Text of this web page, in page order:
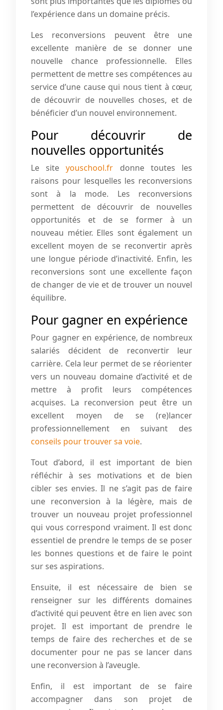
l’expérience dans un domaine précis.
Les reconversions peuvent être une
excellente manière de se donner une
nouvelle chance professionnelle. Elles
permettent de mettre ses compétences au
service d’une cause qui nous tient à cœur,
de découvrir de nouvelles choses, et de
bénéficier d’un nouvel environnement.
Pour découvrir de
nouvelles opportunités
Le siteyouschool.fr donne toutes les
raisons pour lesquelles les reconversions
sont à la mode. Les reconversions
permettent de découvrir de nouvelles
opportunités et de se former à un
nouveau métier. Elles sont également un
excellent moyen de se reconvertir après
une longue période d’inactivité. Enfin, les
reconversions sont une excellente façon
de changer de vie et de trouver un nouvel
équilibre.
Pour gagner en expérience
Pour gagner en expérience, de nombreux
salariés décident de reconvertir leur
carrière. Cela leur permet de se réorienter
vers un nouveau domaine d’activité et de
mettre à profit leurs compétences
acquises. La reconversion peut être un
excellent moyen de se (re)lancer
professionnellement en suivant des
conseils pour trouver sa voie.
Tout d’abord, il est important de bien
réfléchir à ses motivations et de bien
cibler ses envies. Il ne s’agit pas de faire
une reconversion à la légère, mais de
trouver un nouveau projet professionnel
qui vous correspond vraiment. Il est donc
essentiel de prendre le temps de se poser
les bonnes questions et de faire le point
sur ses aspirations.
Ensuite, il est nécessaire de bien se
renseigner sur les différents domaines
d’activité qui peuvent être en lien avec son
projet. Il est important de prendre le
temps de faire des recherches et de se
documenter pour ne pas se lancer dans
une reconversion à l’aveugle.
Enfin, il est important de se faire
accompagner dans son projet de